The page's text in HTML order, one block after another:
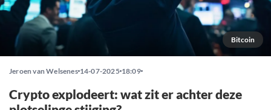
Bitcoin
Jeroen van Welsenes 14-07-2025 18:09
Crypto explodeert: wat zit er achter deze